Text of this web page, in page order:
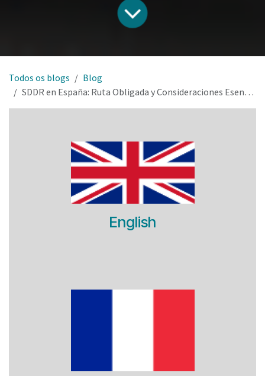
Todos os blogs
Blog
SDDR en España: Ruta Obligada y Consideraciones Esenciales para su Implementación
English